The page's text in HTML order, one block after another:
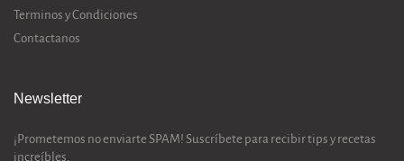
Terminos y Condiciones
Contactanos
Newsletter
¡Prometemos no enviarte SPAM! Suscríbete para recibir tips y recetas
increíbles.